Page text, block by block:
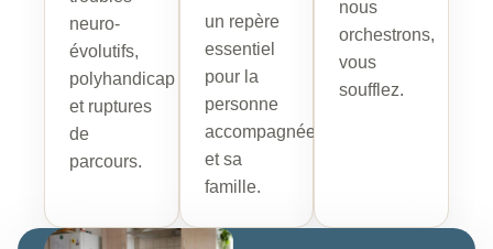
neuro-
évolutifs,
polyhandicap
et ruptures
de
parcours.
un repère
essentiel
pour la
personne
accompagnée
et sa
famille.
nous
orchestrons,
vous
soufflez.